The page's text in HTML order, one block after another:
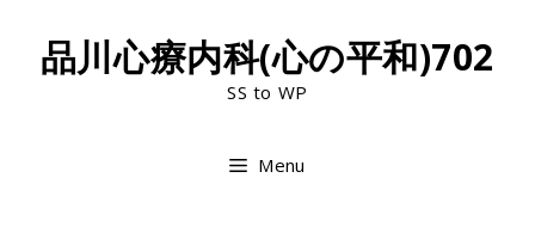
品川心療内科(心の平和)702
SS to WP
Menu